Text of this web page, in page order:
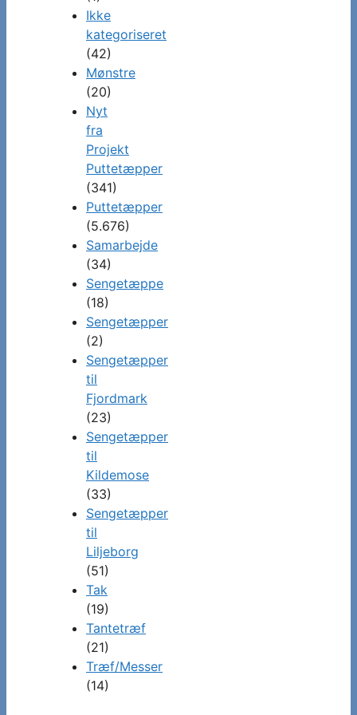
Ikke
kategoriseret
(42)
Mønstre
(20)
Nyt
fra
Projekt
Puttetæpper
(341)
Puttetæpper
(5.676)
Samarbejde
(34)
Sengetæppe
(18)
Sengetæpper
(2)
Sengetæpper
til
Fjordmark
(23)
Sengetæpper
til
Kildemose
(33)
Sengetæpper
til
Liljeborg
(51)
Tak
(19)
Tantetræf
(21)
Træf/Messer
(14)